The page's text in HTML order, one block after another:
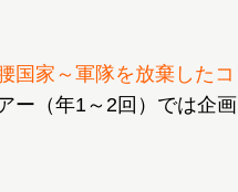
腰国家～軍隊を放棄したコ
ー（年1～2回）では企画